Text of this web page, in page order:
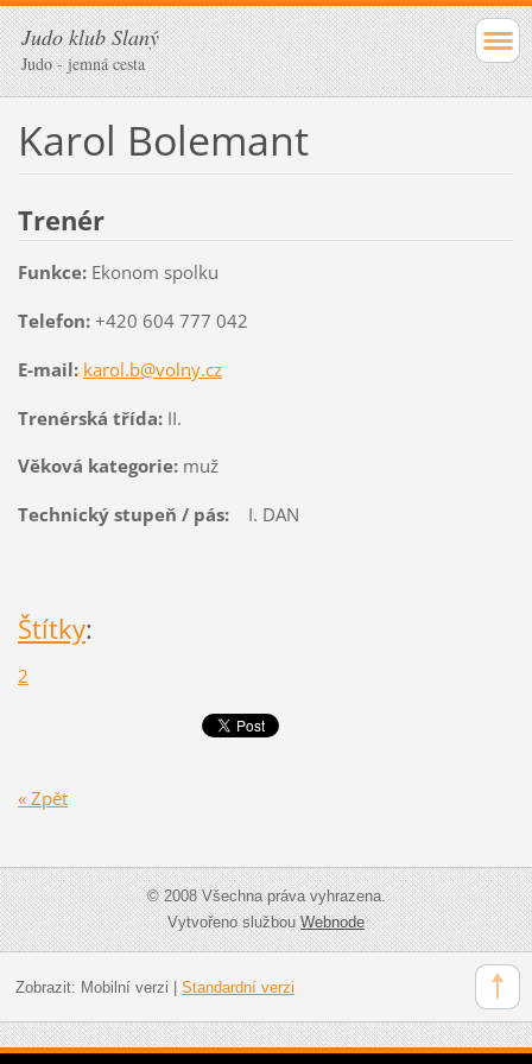
Judo klub Slaný
Judo - jemná cesta
Karol Bolemant
Trenér
Funkce: Ekonom spolku
Telefon: +420 604 777 042
E-mail: karol.b@volny.cz
Trenérská třída:II.
Věková kategorie: muž
Technický stupeň / pás:I. DAN
Štítky:
2
« Zpět
© 2008 Všechna práva vyhrazena.
Vytvořeno službouWebnode
Zobrazit: Mobilní verzi Standardní verzi